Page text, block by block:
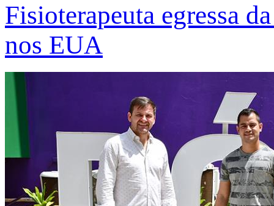
Fisioterapeuta egressa
nos EUA